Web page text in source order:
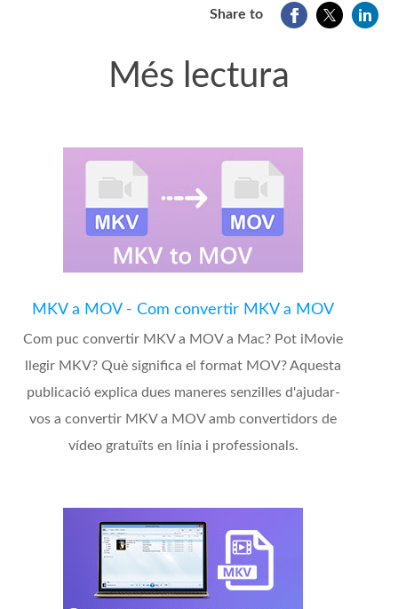
Share to
Més lectura
MKV a MOV - Com convertir MKV a MOV
Com puc convertir MKV a MOV a Mac? Pot iMovie
llegir MKV? Què significa el format MOV? Aquesta
publicació explica dues maneres senzilles d'ajudar-
vos a convertir MKV a MOV amb convertidors de
vídeo gratuïts en línia i professionals.